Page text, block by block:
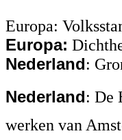
Europa:
Europa:
Nederland:
Nederland: De
werken van